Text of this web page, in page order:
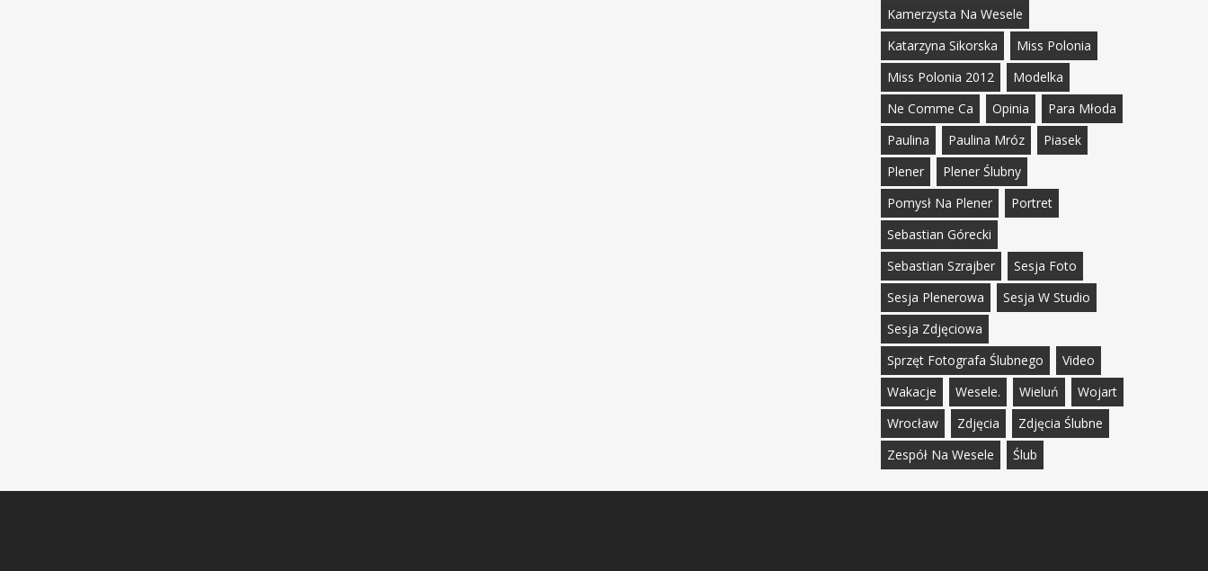
Kamerzysta Na Wesele
Katarzyna Sikorska
Miss Polonia
Miss Polonia 2012
Modelka
Ne Comme Ca
Opinia
Para Młoda
Paulina
Paulina Mróz
Piasek
Plener
Plener Ślubny
Pomysł Na Plener
Portret
Sebastian Górecki
Sebastian Szrajber
Sesja Foto
Sesja Plenerowa
Sesja W Studio
Sesja Zdjęciowa
Sprzęt Fotografa Ślubnego
Video
Wakacje
Wesele. Wieluń
Wojart
Wrocław
Zdjęcia
Zdjęcia Ślubne
Zespół Na Wesele
Ślub